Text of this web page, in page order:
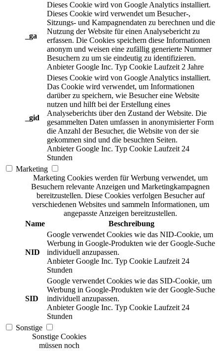
_ga
Dieses Cookie wird von Google Analytics installiert.
Dieses Cookie wird verwendet um Besucher-,
Sitzungs- und Kampagnendaten zu berechnen und die
Nutzung der Website für einen Analysebericht zu
erfassen. Die Cookies speichern diese Informationen
anonym und weisen eine zufällig generierte Nummer
Besuchern zu um sie eindeutig zu identifizieren.
Anbieter Google Inc. Typ Cookie Laufzeit 2 Jahre
_gid
Dieses Cookie wird von Google Analytics installiert.
Das Cookie wird verwendet, um Informationen
darüber zu speichern, wie Besucher eine Website
nutzen und hilft bei der Erstellung eines
Analyseberichts über den Zustand der Website. Die
gesammelten Daten umfassen in anonymisierter Form
die Anzahl der Besucher, die Website von der sie
gekommen sind und die besuchten Seiten.
Anbieter Google Inc. Typ Cookie Laufzeit 24
Stunden
Marketing
Marketing Cookies werden für Werbung verwendet, um
Besuchern relevante Anzeigen und Marketingkampagnen
bereitzustellen. Diese Cookies verfolgen Besucher auf
verschiedenen Websites und sammeln Informationen, um
angepasste Anzeigen bereitzustellen.
Name
Beschreibung
NID
Google verwendet Cookies wie das NID-Cookie, um
Werbung in Google-Produkten wie der Google-Suche
individuell anzupassen.
Anbieter Google Inc. Typ Cookie Laufzeit 24
Stunden
SID
Google verwendet Cookies wie das SID-Cookie, um
Werbung in Google-Produkten wie der Google-Suche
individuell anzupassen.
Anbieter Google Inc. Typ Cookie Laufzeit 24
Stunden
Sonstige
Sonstige Cookies
müssen noch